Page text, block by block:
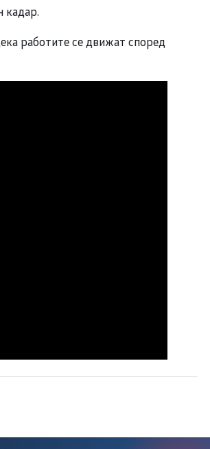
кадар.
работите се движат според